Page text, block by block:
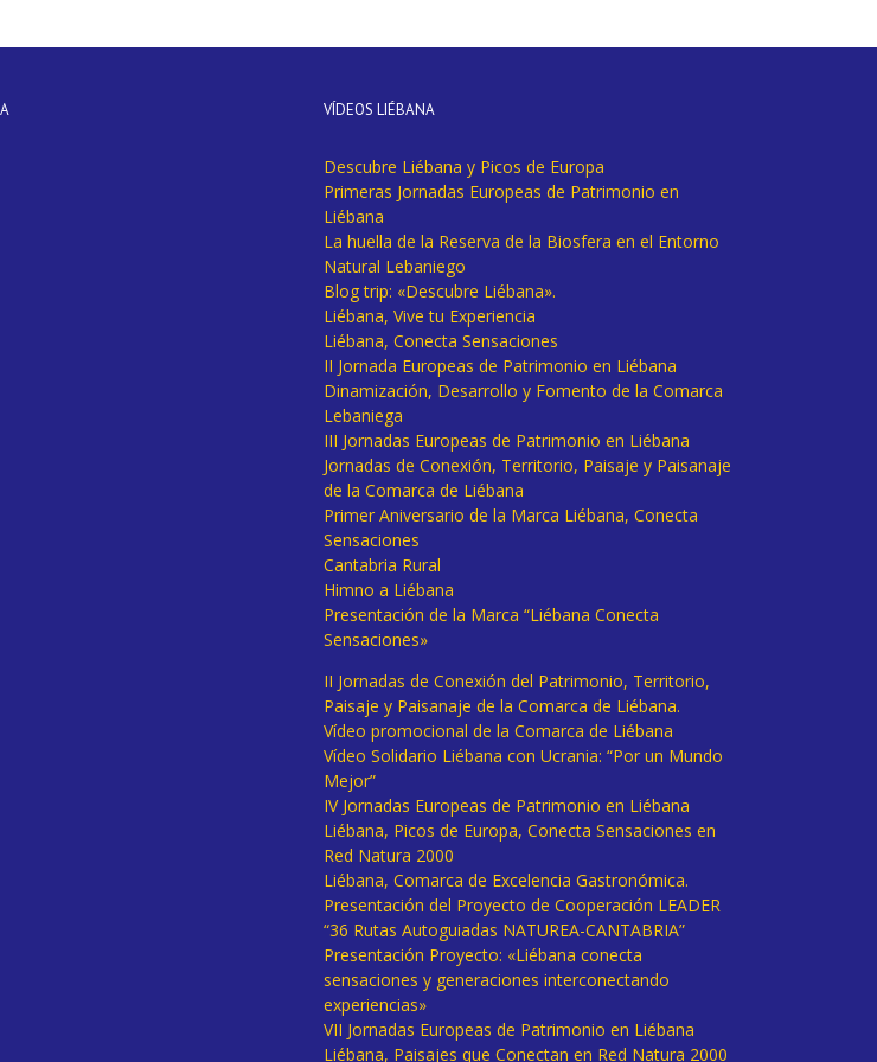
VÍDEOS LIÉBANA
Descubre Liébana y Picos de Europa
Primeras Jornadas Europeas de Patrimonio en
Liébana
La huella de la Reserva de la Biosfera en el Entorno
Natural Lebaniego
Blog trip: «Descubre Liébana».
Liébana, Vive tu Experiencia
Liébana, Conecta Sensaciones
II Jornada Europeas de Patrimonio en Liébana
Dinamización, Desarrollo y Fomento de la Comarca
Lebaniega
III Jornadas Europeas de Patrimonio en Liébana
Jornadas de Conexión, Territorio, Paisaje y Paisanaje
de la Comarca de Liébana
Primer Aniversario de la Marca Liébana, Conecta
Sensaciones
Cantabria Rural
Himno a Liébana
Presentación de la Marca “Liébana Conecta
Sensaciones»
II Jornadas de Conexión del Patrimonio, Territorio,
Paisaje y Paisanaje de la Comarca de Liébana.
Vídeo promocional de la Comarca de Liébana
Vídeo Solidario Liébana con Ucrania: “Por un Mundo
Mejor”
IV Jornadas Europeas de Patrimonio en Liébana
Liébana, Picos de Europa, Conecta Sensaciones en
Red Natura 2000
Liébana, Comarca de Excelencia Gastronómica.
Presentación del Proyecto de Cooperación LEADER
“36 Rutas Autoguiadas NATUREA-CANTABRIA”
Presentación Proyecto: «Liébana conecta
sensaciones y generaciones interconectando
experiencias»
VII Jornadas Europeas de Patrimonio en Liébana
Liébana, Paisajes que Conectan en Red Natura 2000